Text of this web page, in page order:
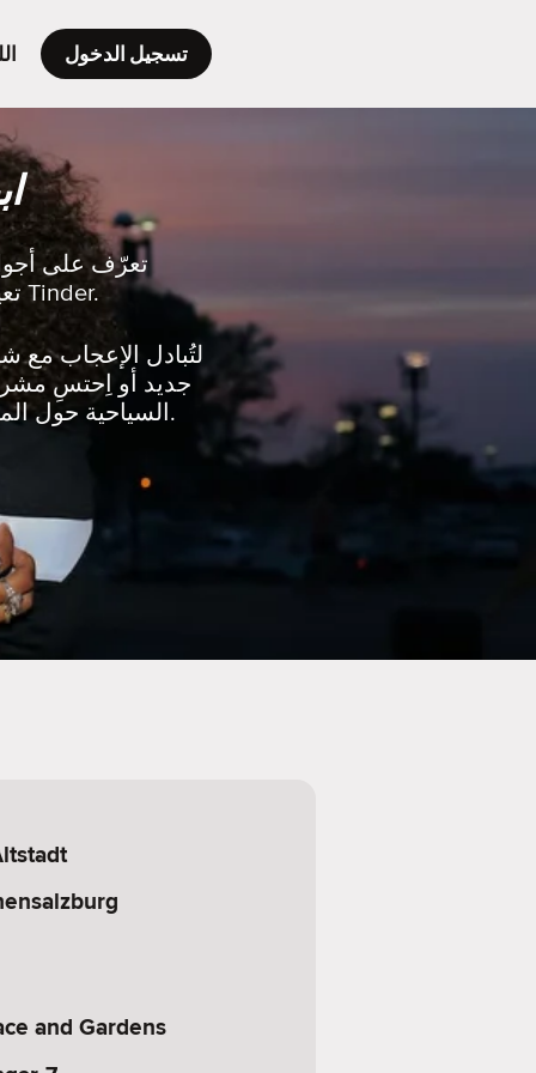
تسجيل الدخول
تعرّف على
تعيش هنا أو تُخطط للسفر، ستجد الكثير من السُكان المحليين بالقرب منك على Tinder.
جديد أو اِحتسِ
السياحية حول المدينة لِتكتشفها لأول مرة أو لِتكتشف من جديد أفضل ما يُمكن فعله في المدينة.
and Gardens